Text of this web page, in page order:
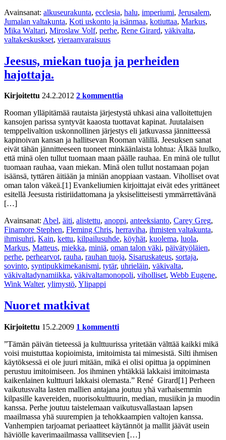
Avainsanat: alkuseurakunta, ecclesia, halu, imperiumi, Jerusalem,
Jumalan valtakunta, Koti uskonto ja isänmaa, kotiuttaa, Markus,
Mika Waltari, Miroslaw Volf, perhe, Rene Girard, väkivalta,
valtakeskuskset, vieraanvaraisuus
Jeesus, miekan tuoja ja perheiden
hajottaja.
Kirjoitettu 24.2.2012 2 kommenttia
Rooman ylläpitämää rautaista järjestystä uhkasi aina valloitettujen
kansojen parissa syntyvät kaaosta tuottavat kapinat. Juutalaisen
temppelivaltion uskonnollinen järjestys eli jatkuvassa jännitteessä
kapinoivan kansan ja hallitsevan Rooman välillä. Jeesuksen sanat
eivät tähän jännitteeseen tuoneet minkäänlaista lohtua: Älkää luulko,
että minä olen tullut tuomaan maan päälle rauhaa. En minä ole tullut
tuomaan rauhaa, vaan miekan. Minä olen tullut nostamaan pojan
isäänsä, tyttären äitiään ja miniän anoppiaan vastaan. Viholliset ovat
oman talon väkeä.[1] Evankeliumien kirjoittajat eivät edes yrittäneet
esitellä Jeesusta ristiriidattomana ja yksiselitteisesti ymmärrettävänä
[…]
Avainsanat: Abel, äiti, alistettu, anoppi, anteeksianto, Carey Greg,
Finamore Stephen, Fleming Chris, herraviha, ihmisten valtakunta,
ihmisuhri, Kain, kettu, kilpailusuhde, köyhät, kuolema, luola,
Markus, Matteus, miekka, miniä, oman talon väki, päivätyöläien,
perhe, perhearvot, rauha, rauhan tuoja, Sisaruskateus, sortaja,
sovinto, syntipukkimekanismi, tytär, uhrieläin, väkivalta,
väkivaltadynamiikka, väkivaltamonopoli, viholliset, Webb Eugene,
Wink Walter, ylimystö, Ylipappi
Nuoret matkivat
Kirjoitettu 15.2.2009 1 kommentti
”Tämän päivän tieteessä ja kulttuurissa yritetään välttää kaikki mikä
voisi muistuttaa kopioimista, imitoimista tai mimesistä. Silti ihmisen
käytöksessä ei ole juuri mitään, mikä ei olisi opittua ja oppiminen
perustuu imitoimiseen. Jos ihminen yhtäkkiä lakkaisi imitoimasta
kaikenlainen kulttuuri lakkaisi olemasta.” René Girard[1] Perheen
vaikutusvalta lasten mallien antajana joutuu yhä varhaisemmin
kilpasille kavereiden, nuorisokulttuurin, median, musiikin ja muodin
kanssa. Perhe joutuu taistelemaan vaikutusvallastaan lapsen
maailmassa yhä suurempien ja tehokkaampien valtojen kanssa.
Vanhempien tarjoamat periaatteet käytännöt ja mallit jäävät usein
häviölle kaverimaailmassa vallitsevien […]